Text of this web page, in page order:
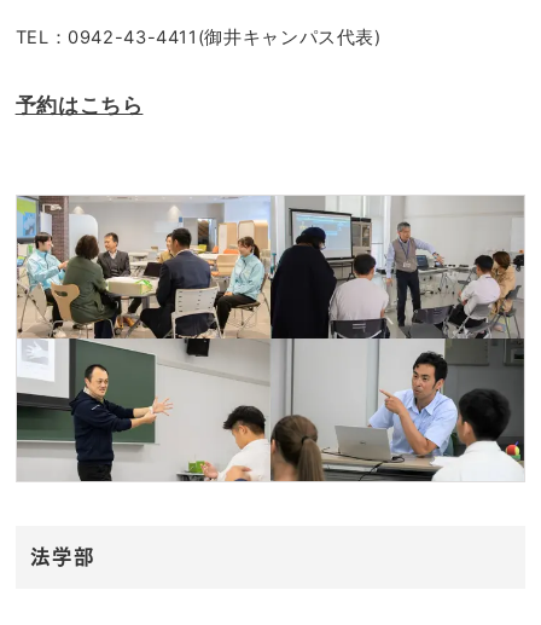
TEL：0942-43-4411(御井キャンパス代表)
予約はこちら
法学部